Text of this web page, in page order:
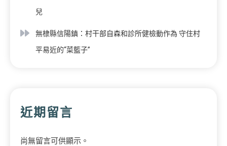
兒
無棣縣信陽鎮：村干部自森和診所健檢動作為 守住村
平易近的“菜籃子”
近期留言
尚無留言可供顯示。